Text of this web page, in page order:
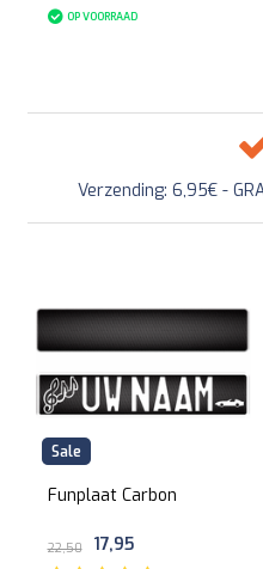
OP VOORRAAD
Verzending: 6,95€ -
Sale
Funplaat Carbon
22,50 17,95